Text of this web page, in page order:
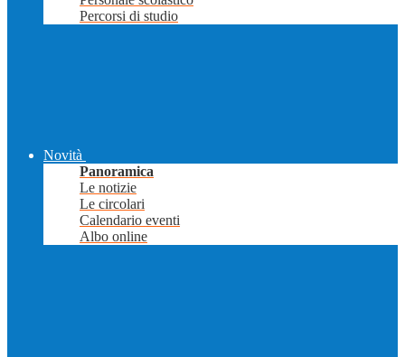
Percorsi di studio
Novità
Panoramica
Le notizie
Le circolari
Calendario eventi
Albo online